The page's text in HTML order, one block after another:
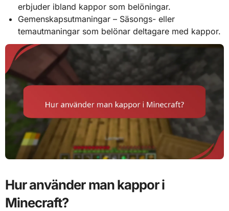
erbjuder ibland kappor som belöningar.
Gemenskapsutmaningar – Säsongs- eller
temautmaningar som belönar deltagare med kappor.
Hur använder man kappor i
Minecraft?